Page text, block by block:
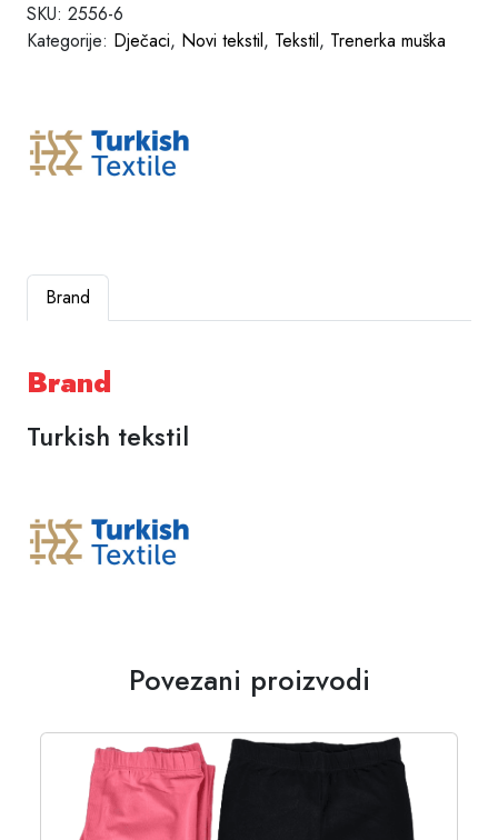
SKU: 2556-6
Kategorije: Dječaci, Novi tekstil, Tekstil, Trenerka muška
Brand
Brand
Turkish tekstil
Povezani proizvodi